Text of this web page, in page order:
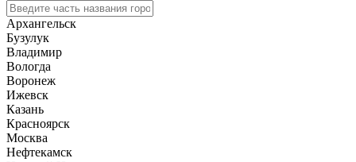
Архангельск
Бузулук
Владимир
Вологда
Воронеж
Ижевск
Казань
Красноярск
Москва
Нефтекамск